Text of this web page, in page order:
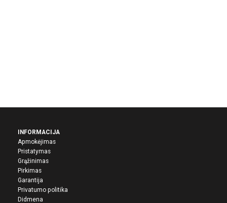
INFORMACIJA
Apmokėjimas
Pristatymas
Grąžinimas
Pirkimas
Garantija
Privatumo politika
Didmena